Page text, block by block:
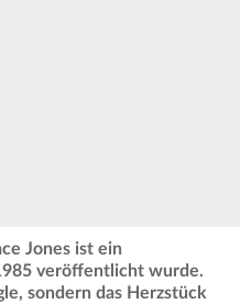
Jones ist ein
veröffentlicht wurde.
sondern das Herzstück